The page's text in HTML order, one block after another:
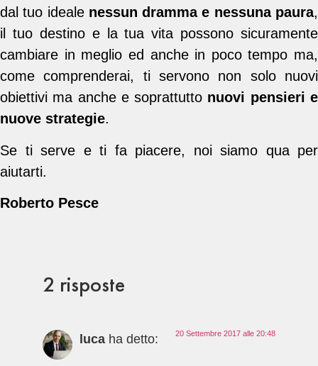
dal tuo ideale nessun dramma e nessuna paura,
il tuo destino e la tua vita possono sicuramente
cambiare in meglio ed anche in poco tempo ma,
come comprenderai, ti servono non solo nuovi
obiettivi ma anche e soprattutto nuovi pensieri e
nuove strategie.
Se ti serve e ti fa piacere, noi siamo qua per
aiutarti.
Roberto Pesce
2 risposte
luca ha detto: 20 Settembre 2017 alle 20:48